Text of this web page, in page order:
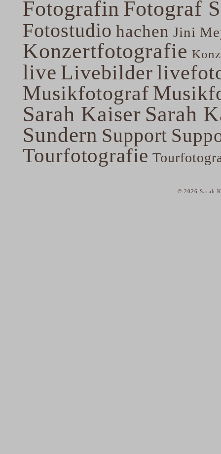
Fotografin Fotograf
Fotostudio hachen Jini
Konzertfotografie
live Livebilder
Musikfotograf
Sarah Kaiser Sarah
Sundern Support
Tourfotografie
© 2026 Sarah